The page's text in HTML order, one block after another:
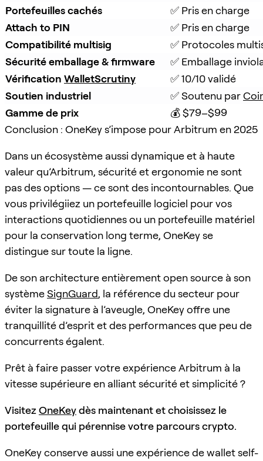
Portefeuilles cachés
✅ Pris en charge
Attach to PIN
✅ Pris en charge
Compatibilité multisig
✅ Protocoles
Sécurité emballage & firmware
✅ Emballage
Vérification WalletScrutiny
✅ 10/10 validé
Soutien industriel
✅ Soutenu par
Gamme de prix
💰 $79–$99
Conclusion : OneKey s’impose pour Arbitrum en 2025
Dans un écosystème aussi dynamique et à haute
valeur qu’Arbitrum, sécurité et ergonomie ne sont
pas des options — ce sont des incontournables. Que
vous privilégiiez un portefeuille logiciel pour vos
interactions quotidiennes ou un portefeuille matériel
pour la conservation long terme, OneKey se
distingue sur toute la ligne.
De son architecture entièrement open source à son
systèmeSignGuard, la référence du secteur pour
éviter la signature à l’aveugle, OneKey offre une
tranquillité d’esprit et des performances que peu de
concurrents égalent.
Prêt à faire passer votre expérience Arbitrum à la
vitesse supérieure en alliant sécurité et simplicité ?
VisitezOneKeydès maintenant et choisissez le
portefeuille qui pérennise votre parcours crypto.
OneKey conserve aussi une expérience de wallet self-